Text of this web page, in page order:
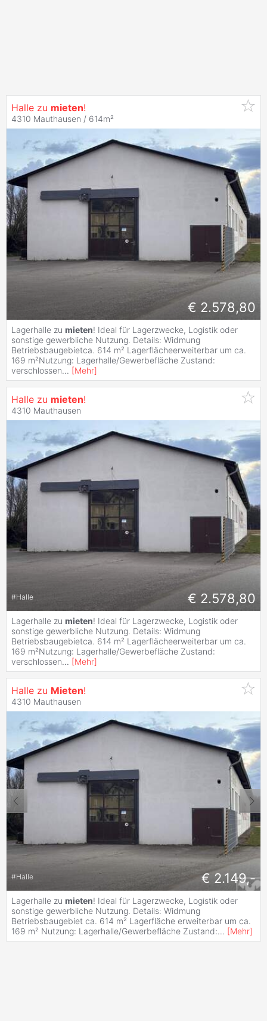
Halle zu mieten!
4310 Mauthausen / 614m²
€ 2.578,80
Lagerhalle zu mieten! Ideal für Lagerzwecke, Logistik oder
sonstige gewerbliche Nutzung. Details: Widmung
Betriebsbaugebietca. 614 m² Lagerflächeerweiterbar um ca.
169 m²Nutzung: Lagerhalle/Gewerbefläche Zustand:
verschlossen... [Mehr]
Halle zu mieten!
4310 Mauthausen
#Halle € 2.578,80
Lagerhalle zu mieten! Ideal für Lagerzwecke, Logistik oder
sonstige gewerbliche Nutzung. Details: Widmung
Betriebsbaugebietca. 614 m² Lagerflächeerweiterbar um ca.
169 m²Nutzung: Lagerhalle/Gewerbefläche Zustand:
verschlossen... [Mehr]
Halle zu Mieten!
4310 Mauthausen
#Halle € 2.149,-
Lagerhalle zu mieten! Ideal für Lagerzwecke, Logistik oder
sonstige gewerbliche Nutzung. Details: Widmung
Betriebsbaugebiet ca. 614 m² Lagerfläche erweiterbar um ca.
169 m² Nutzung: Lagerhalle/Gewerbefläche Zustand:... [Mehr]